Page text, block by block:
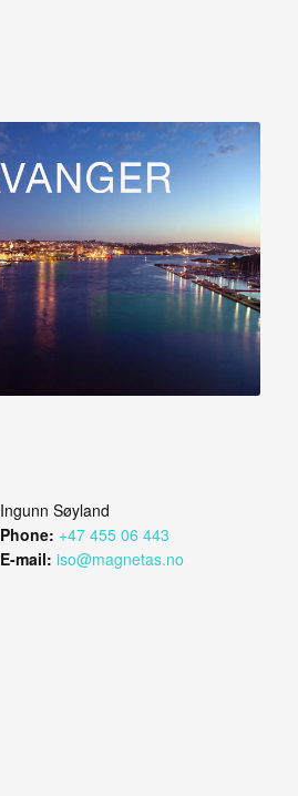
Ingunn Søyland
Phone: +47 455 06 443
E-mail: iso@magnetas.no